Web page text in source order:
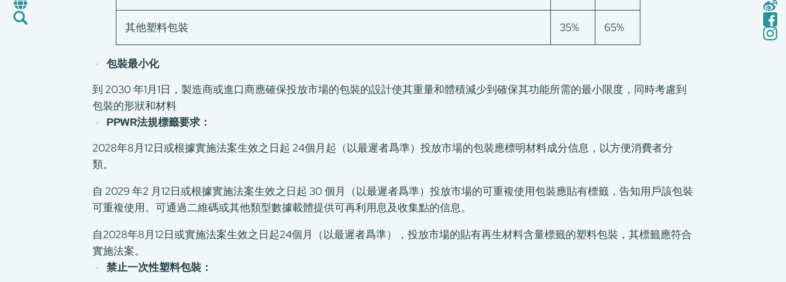
工廠服務預約
其他塑料包裝 35% 65%
包裝最小化
到 2030 年1月1日，製造商或進口商應確保投放市場的包裝的設計使其重量和體積減少到確保其功能所需的最小限度，同時考慮到
包裝的形狀和材料
PPWR法規標籤要求：
2028年8月12日或根據實施法案生效之日起 24個月起（以最遲者爲準）投放市場的包裝應標明材料成分信息，以方便消費者分
類。
自 2029 年2 月12日或根據實施法案生效之日起 30 個月（以最遲者爲準）投放市場的可重複使用包裝應貼有標籤，告知用戶該包裝
可重複使用。可通過二維碼或其他類型數據載體提供可再利用息及收集點的信息。
自2028年8月12日或實施法案生效之日起24個月（以最遲者爲準），投放市場的貼有再生材料含量標籤的塑料包裝，其標籤應符合
實施法案。
禁止一次性塑料包裝：